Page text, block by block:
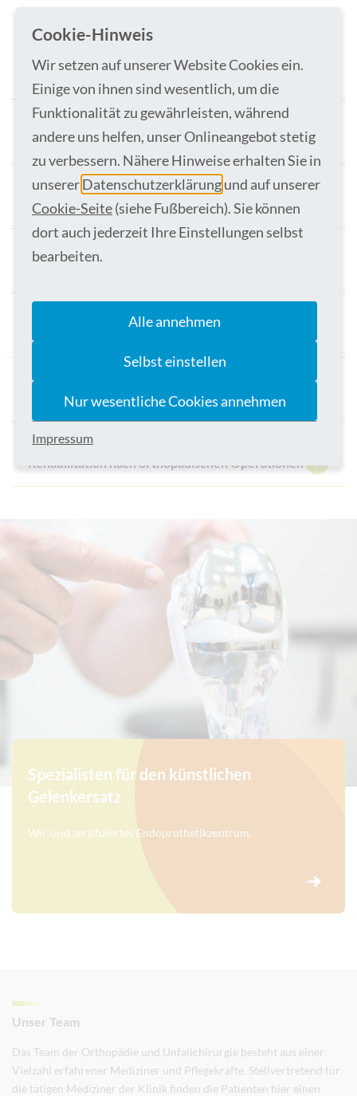
Hüftprothese = HTEP
Knieprothese = KTEP
Fußchirurgie
Rheuma - Orthopädie
Rehabilitation nach orthopädischen Operationen
Spezialisten für den künstlichen
Gelenkersatz
Wir sind zertifiziertes Endoprothetikzentrum.
Unser Team
Das Team der Orthopädie und Unfallchirurgie besteht aus einer
Vielzahl erfahrener Mediziner und Pflegekräfte. Stellvertretend für
die tätigen Mediziner der Klinik finden die Patienten hier einen
Cookie-Hinweis
Wir setzen auf unserer Website Cookies ein.
Einige von ihnen sind wesentlich, um die
Funktionalität zu gewährleisten, während
andere uns helfen, unser Onlineangebot stetig
zu verbessern. Nähere Hinweise erhalten Sie in
unsererDatenschutzerklärungund auf unserer
Cookie-Seite(siehe Fußbereich). Sie können
dort auch jederzeit Ihre Einstellungen selbst
bearbeiten.
Alle annehmen
Selbst einstellen
Nur wesentliche Cookies annehmen
Impressum